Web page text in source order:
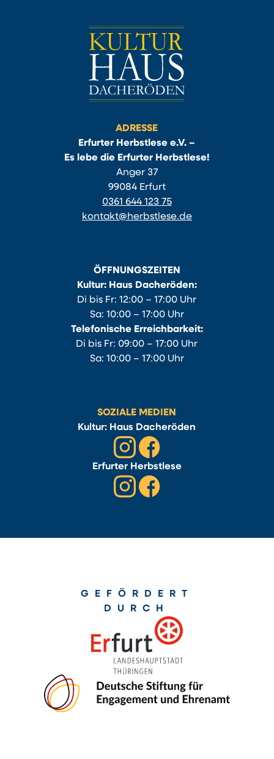
ADRESSE
Erfurter Herbstlese e.V. –
Es lebe die Erfurter Herbstlese!
Anger 37
99084 Erfurt
0361 644 123 75
kontakt@herbstlese.de
ÖFFNUNGSZEITEN
Kultur: Haus Dacheröden:
Di bis Fr: 12:00 – 17:00 Uhr
Sa: 10:00 – 17:00 Uhr
Telefonische Erreichbarkeit:
Di bis Fr: 09:00 – 17:00 Uhr
Sa: 10:00 – 17:00 Uhr
SOZIALE MEDIEN
Kultur: Haus Dacheröden
Erfurter Herbstlese
GEFÖRDERT
DURCH